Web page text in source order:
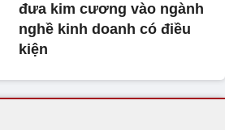
đưa kim cương vào ngành
nghề kinh doanh có điều
kiện